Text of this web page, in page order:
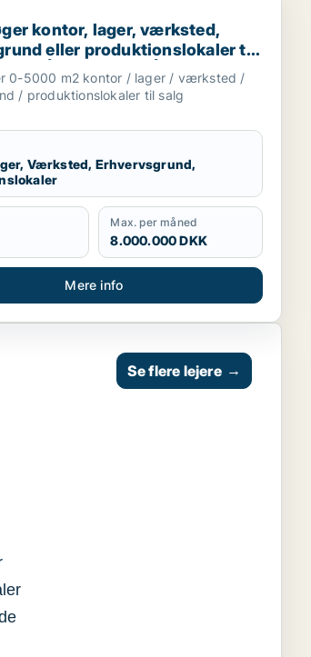
garage til leje i Århus N, Århus V eller
kontor, lager, værksted, erhvervsgrund
kontor, lager, værksted,
eller produktionslokaler til
C, Århus N eller Århus V m.fl.
0-5000 m2 kontor / lager / værksted /
/ produktionslokaler til salg
Værksted, Erhvervsgrund,
Max. per måned
8.000.000 DKK
Mere info
Se flere lejere →